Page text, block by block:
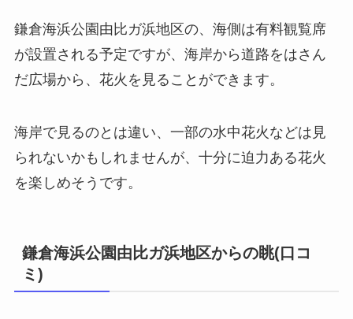
鎌倉海浜公園由比ガ浜地区の、海側は有料観覧席
が設置される予定ですが、海岸から道路をはさん
だ広場から、花火を見ることができます。
海岸で見るのとは違い、一部の水中花火などは見
られないかもしれませんが、十分に迫力ある花火
を楽しめそうです。
鎌倉海浜公園由比ガ浜地区からの眺(口コ
ミ)